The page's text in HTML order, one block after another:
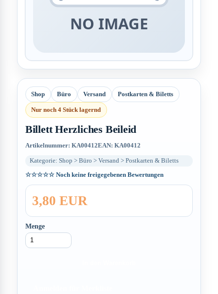
Shop Büro Versand Postkarten & Biletts
Nur noch 4 Stück lagernd
Billett Herzliches Beileid
Artikelnummer: KA00412EAN: KA00412
Kategorie: Shop > Büro > Versand > Postkarten & Biletts
☆☆☆☆☆Noch keine freigegebenen Bewertungen
3,80 EUR
Menge